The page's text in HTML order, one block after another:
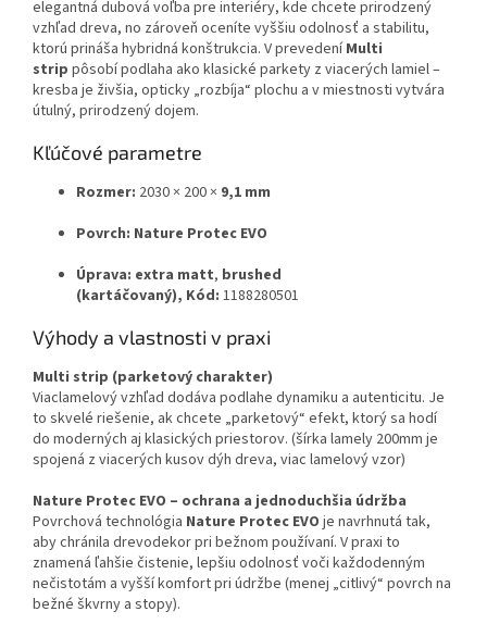
elegantná dubová voľba pre interiéry, kde chcete prirodzený
vzhľad dreva, no zároveň oceníte vyššiu odolnosť a stabilitu,
ktorú prináša hybridná konštrukcia. V prevedeníMulti
strip pôsobí podlaha ako klasické parkety z viacerých lamiel –
kresba je živšia, opticky „rozbíja“ plochu a v miestnosti vytvára
útulný, prirodzený dojem.
Kľúčové parametre
Rozmer: 2030 × 200 × 9,1 mm
Povrch: Nature Protec EVO
Úprava: extra matt, brushed
(kartáčovaný), Kód: 1188280501
Výhody a vlastnosti v praxi
Multi strip (parketový charakter)
Viaclamelový vzhľad dodáva podlahe dynamiku a autenticitu. Je
to skvelé riešenie, ak chcete „parketový“ efekt, ktorý sa hodí
do moderných aj klasických priestorov. (šírka lamely 200mm je
spojená z viacerých kusov dýh dreva, viac lamelový vzor)
Nature Protec EVO – ochrana a jednoduchšia údržba
Povrchová technológia Nature Protec EVO je navrhnutá tak,
aby chránila drevodekor pri bežnom používaní. V praxi to
znamená ľahšie čistenie, lepšiu odolnosť voči každodenným
nečistotám a vyšší komfort pri údržbe (menej „citlivý“ povrch na
bežné škvrny a stopy).